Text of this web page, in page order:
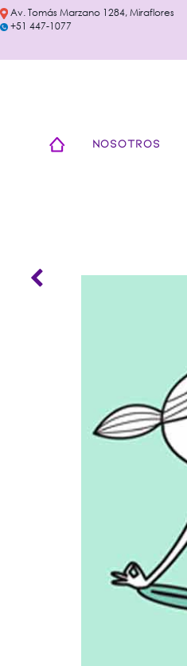
Av. Tomás Marzano 1284, Miraflores
+51 447-1077
NOSOTROS